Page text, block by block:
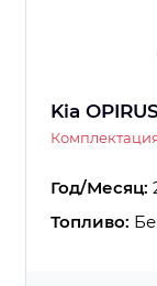
Kia OPIRUS
Год/Месяц:
Топливо: